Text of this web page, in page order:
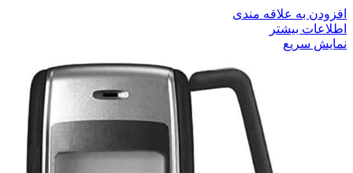
افزودن به علاقه مندی
اطلاعات بیشتر
نمایش سریع